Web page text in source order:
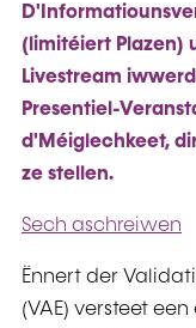
(limitéiert Plazen)
Livestream
Presentiel-
d'Méiglechkeet,
ze stellen.
Sech aschreiwen
Ënnert der
(VAE) versteet